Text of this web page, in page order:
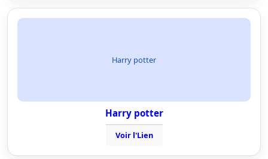
Harry potter
Harry potter
Voir l'Lien